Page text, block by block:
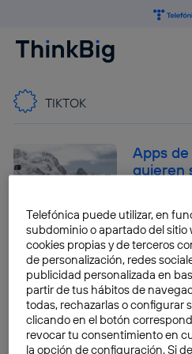
TIKTOK
Apps
quieren
¿Ha
nuestra
Javier
Telefónica puede utilizar, en
subdominio o apartado del
cookies propias y de terceros
de personalización, redes
publicidad personalizada en
partir de tus hábitos de
todas, rechazarlas o configurar
clicando en el botón
revocar tu consentimiento en
la opción de configuración. Si